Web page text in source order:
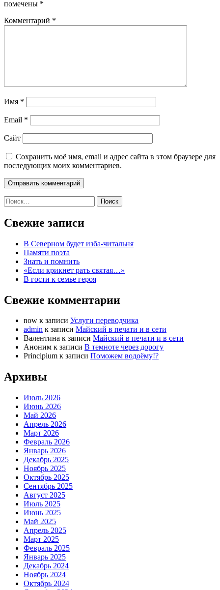
помечены *
Комментарий *
Имя *
Email *
Сайт
Сохранить моё имя, email и адрес сайта в этом браузере для
последующих моих комментариев.
Найти:
Свежие записи
В Северном будет изба-читальня
Памяти поэта
Знать и помнить
«Если крикнет рать святая…»
В гости к семье героя
Свежие комментарии
now к записи Услуги переводчика
admin к записи Майский в печати и в сети
Валентина к записи Майский в печати и в сети
Аноним к записи В темноте через дорогу
Principium к записи Поможем водоёму!?
Архивы
Июль 2026
Июнь 2026
Май 2026
Апрель 2026
Март 2026
Февраль 2026
Январь 2026
Декабрь 2025
Ноябрь 2025
Октябрь 2025
Сентябрь 2025
Август 2025
Июль 2025
Июнь 2025
Май 2025
Апрель 2025
Март 2025
Февраль 2025
Январь 2025
Декабрь 2024
Ноябрь 2024
Октябрь 2024